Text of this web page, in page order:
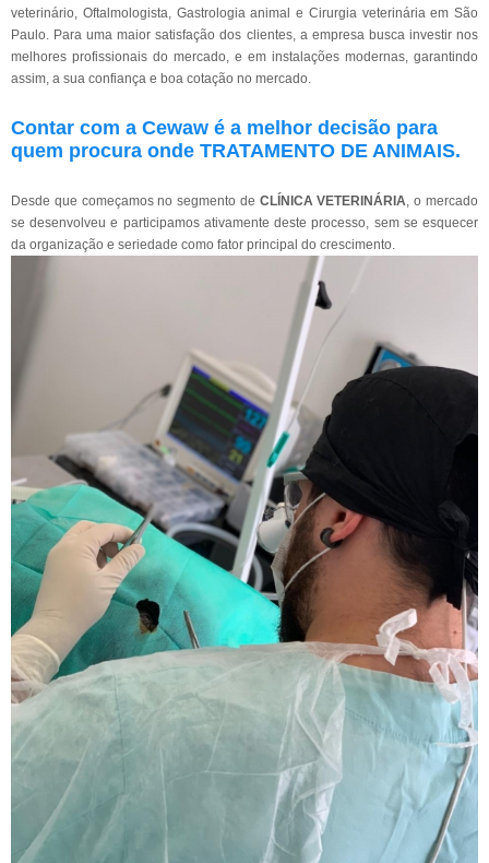
veterinário, Oftalmologista, Gastrologia animal e Cirurgia veterinária em São
Paulo. Para uma maior satisfação dos clientes, a empresa busca investir nos
melhores profissionais do mercado, e em instalações modernas, garantindo
assim, a sua confiança e boa cotação no mercado.
Contar com a Cewaw é a melhor decisão para
quem procura onde TRATAMENTO DE ANIMAIS.
Desde que começamos no segmento de CLÍNICA VETERINÁRIA, o mercado
se desenvolveu e participamos ativamente deste processo, sem se esquecer
da organização e seriedade como fator principal do crescimento.